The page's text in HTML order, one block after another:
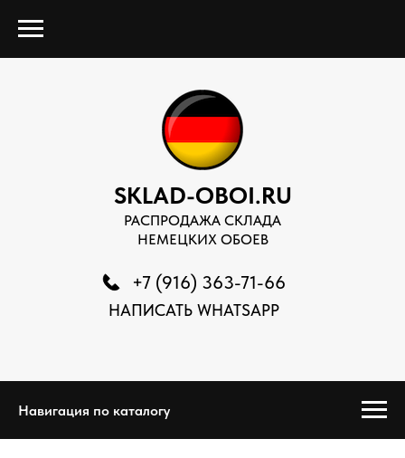
SKLAD-OBOI.RU
РАСПРОДАЖА СКЛАДА
НЕМЕЦКИХ ОБОЕВ
+7 (916) 363-71-66
НАПИСАТЬ WHATSAPP
Навигация по каталогу